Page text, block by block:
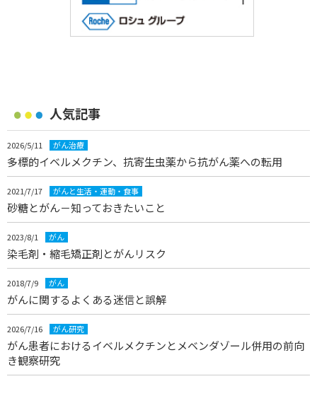
人気記事
2026/5/11 がん治療
多標的イベルメクチン、抗寄生虫薬から抗がん薬への転用
2021/7/17 がんと生活・運動・食事
砂糖とがん－知っておきたいこと
2023/8/1 がん
染毛剤・縮毛矯正剤とがんリスク
2018/7/9 がん
がんに関するよくある迷信と誤解
2026/7/16 がん研究
がん患者におけるイベルメクチンとメベンダゾール併用の前向
き観察研究